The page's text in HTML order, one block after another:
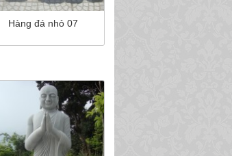
Hàng đá nhỏ 07